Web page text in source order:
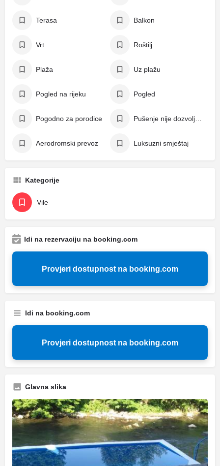
Terasa Balkon
Vrt Roštilj
Plaža Uz plažu
Pogled na rijeku Pogled
Pogodno za porodice
Aerodromski prevoz Luksuzni smještaj
Kategorije
Vile
Idi na rezervaciju na booking.com
Provjeri dostupnost na booking.com
Idi na booking.com
Provjeri dostupnost na booking.com
Glavna slika